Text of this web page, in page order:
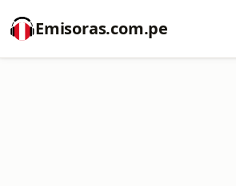
Emisoras.com.pe